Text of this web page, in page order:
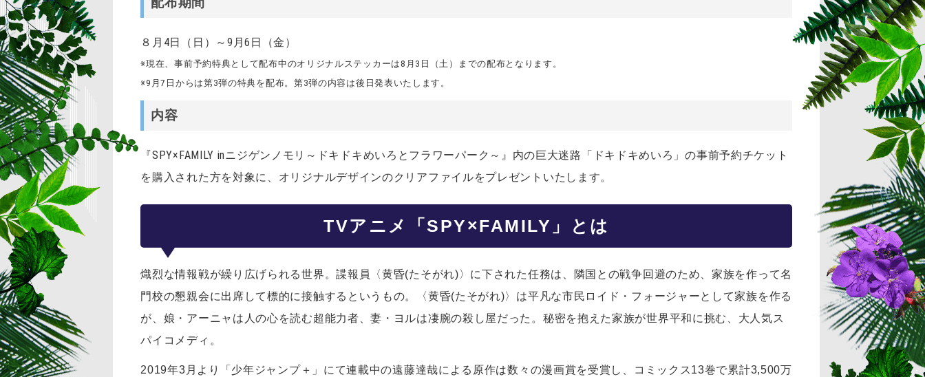
８月4日（日）～9月6日（金）
※現在、事前予約特典として配布中のオリジナルステッカーは8月3日（土）までの配布となります。
※9月7日からは第3弾の特典を配布。第3弾の内容は後日発表いたします。
内容
『SPY×FAMILY inニジゲンノモリ～ドキドキめいろとフラワーパーク～』内の巨大迷路「ドキドキめいろ」の事前予約チケット
を購入された方を対象に、オリジナルデザインのクリアファイルをプレゼントいたします。
TVアニメ「SPY×FAMILY」とは
熾烈な情報戦が繰り広げられる世界。諜報員〈黄昏(たそがれ)〉に下された任務は、隣国との戦争回避のため、家族を作って名
門校の懇親会に出席して標的に接触するというもの。〈黄昏(たそがれ)〉は平凡な市民ロイド・フォージャーとして家族を作る
が、娘・アーニャは人の心を読む超能力者、妻・ヨルは凄腕の殺し屋だった。秘密を抱えた家族が世界平和に挑む、大人気ス
パイコメディ。
2019年3月より「少年ジャンプ＋」にて連載中の遠藤達哉による原作は数々の漫画賞を受賞し、コミックス13巻で累計3,500万